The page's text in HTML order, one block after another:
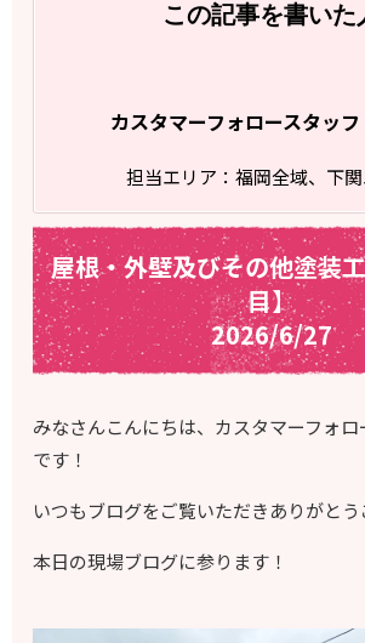
この記事を書いた
カスタマーフォロースタッフ
担当エリア：福岡全域、下
屋根・外壁及びその他塗装
目】
2026/6/27
みなさんこんにちは、カスタマーフォ
です！
いつもブログをご覧いただきありがとう
本日の現場ブログに参ります！